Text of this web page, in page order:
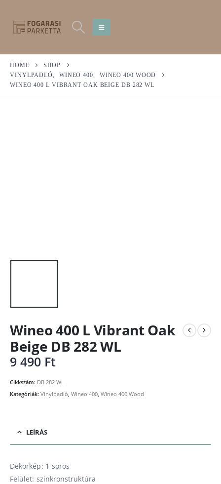
HOME
SHOP
VINYLPADLÓ, WINEO 400,
WINEO 400 WOOD
WINEO 400 L VIBRANT OAK BEIGE DB 282 WL
Wineo 400 L Vibrant Oak
Beige DB 282 WL
9 490 Ft
Cikkszám: DB 282 WL
Kategóriák: Vinylpadló Wineo 400 Wineo 400 Wood
LEÍRÁS
Dekorkép: 1-soros
Felület: szinkronstruktúra